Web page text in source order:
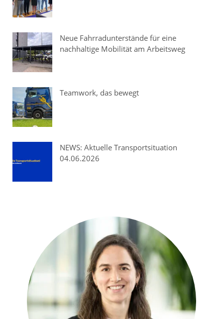
Neue Fahrradunterstände für eine
nachhaltige Mobilität am Arbeitsweg
Teamwork, das bewegt
NEWS: Aktuelle Transportsituation
04.06.2026